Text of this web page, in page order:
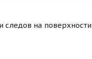
следов на поверхности